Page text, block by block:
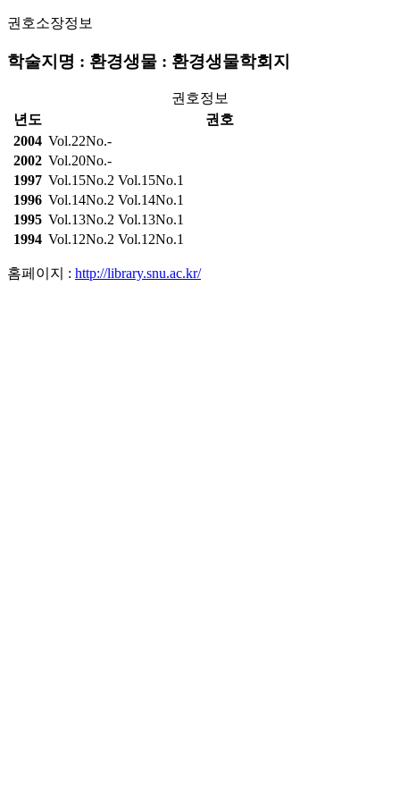
권호소장정보
학술지명 : 환경생물 : 환경생물학회지
권호정보
년도
권호
2004 Vol.22No.-
2002 Vol.20No.-
1997 Vol.15No.2 Vol.15No.1
1996 Vol.14No.2 Vol.14No.1
1995 Vol.13No.2 Vol.13No.1
1994 Vol.12No.2 Vol.12No.1
홈페이지 : http://library.snu.ac.kr/